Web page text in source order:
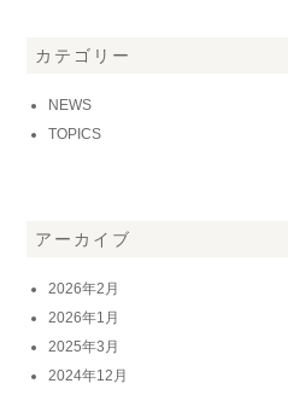
カテゴリー
NEWS
TOPICS
アーカイブ
2026年2月
2026年1月
2025年3月
2024年12月